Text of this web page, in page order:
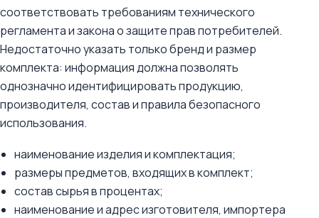
соответствовать требованиям технического
регламента и закона о защите прав потребителей.
Недостаточно указать только бренд и размер
комплекта: информация должна позволять
однозначно идентифицировать продукцию,
производителя, состав и правила безопасного
использования.
наименование изделия и комплектация;
размеры предметов, входящих в комплект;
состав сырья в процентах;
наименование и адрес изготовителя, импортера